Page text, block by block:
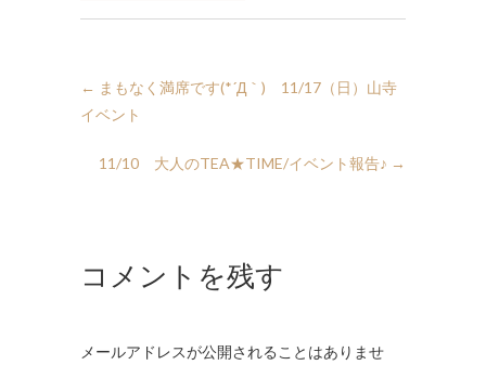
← まもなく満席です(*´Д｀) 11/17（日）山寺
イベント
11/10 大人のTEA★TIME/イベント報告♪ →
コメントを残す
メールアドレスが公開されることはありませ